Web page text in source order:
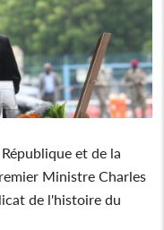
et de la
Ministre Charles
de l'histoire du